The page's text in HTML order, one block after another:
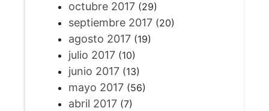
octubre 2017(29)
septiembre 2017(20)
agosto 2017(19)
julio 2017(10)
junio 2017(13)
mayo 2017(56)
abril 2017(7)